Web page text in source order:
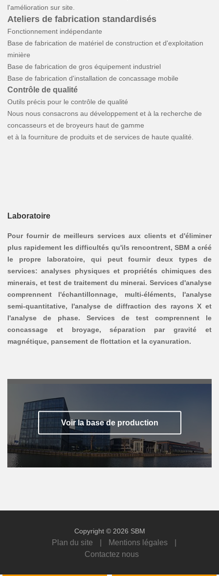
l'amélioration sur site.
Ateliers de fabrication standardisés
Fonctionnement indépendante
Base de fabrication de matériel de construction et d'exploitation
minière
Base de fabrication de gros équipement industriel
Base de fabrication d'installation de concassage mobile
Contrôle de qualité
Outils précis pour le contrôle de qualité
Nous nous consacrons au développement et à la recherche de
concasseurs et de broyeurs haut de gamme
et à la fourniture de produits et de services de haute qualité.
Laboratoire
Pour fournir de meilleurs services aux clients et d'éliminer
plus rapidement les difficultés qu'ils rencontrent, SBM a créé
le propre laboratoire, qui peut fournir deux types de
services: analyses physiques et propriétés chimiques des
minerais, et test de traitement du minerai. Services d'analyse
comprennent l'échantillonnage, multi-éléments, l'analyse
semi-quantitative, l'analyse de diffraction des rayons X et
l'analyse de phase. Services de test comprennent le
concassage et broyage, séparation par gravité et
magnétique, pansement de flottation et la cyanuration.
Voir la base de production
Copyright © 2026 SBM
Plan du site Mentions légales
Contactez nous